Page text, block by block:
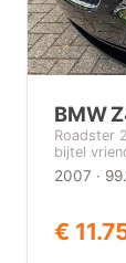
BMW
Roadster
bijtel
2007 ·
€